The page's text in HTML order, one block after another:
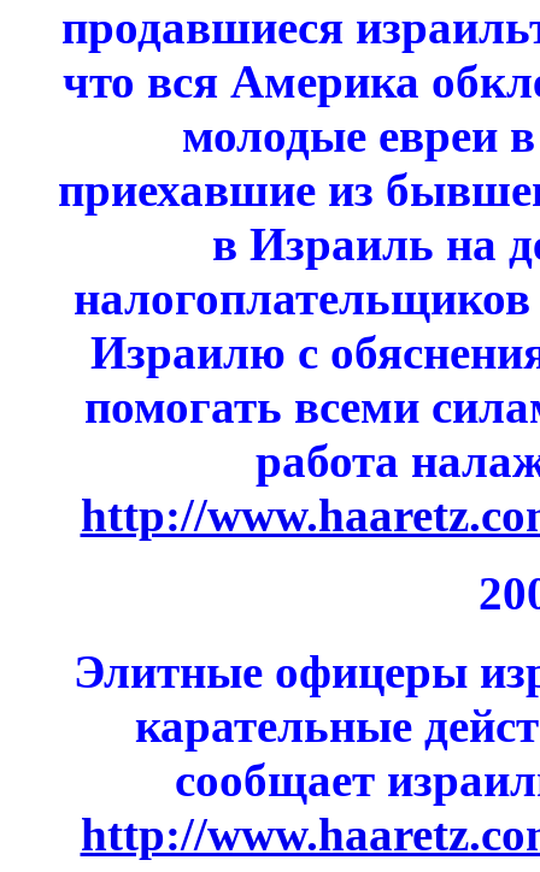
продавшиеся
что вся Америка
молодые евреи
приехавшие из
в Израиль на
Израилю с
помогать всеми
работа
http://
Элитные офицеры
карательные
сообщает
http://